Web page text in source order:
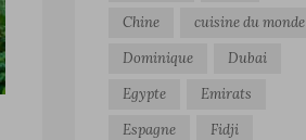
Chine
cuisine du monde
Dominique
Dubai
Egypte
Emirats
Espagne
Fidji